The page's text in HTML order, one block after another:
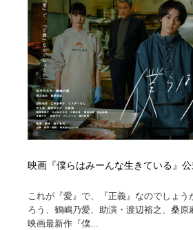
映画『僕らはみーんな生きている』公
これが『愛』で、『正義』なのでしょ
ろう、鶴嶋乃愛、助演・渡辺裕之、桑原
映画最新作『僕...